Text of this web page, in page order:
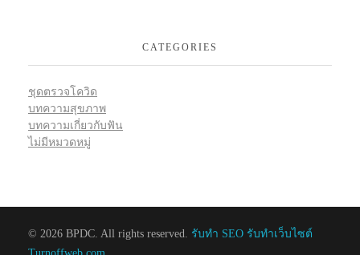
CATEGORIES
ชุดตรวจโควิด
บทความสุขภาพ
บทความเกี่ยวกับฟัน
ไม่มีหมวดหมู่
© 2026 BPDC. All rights reserved. รับทำ SEO รับทำเว็บไซต์